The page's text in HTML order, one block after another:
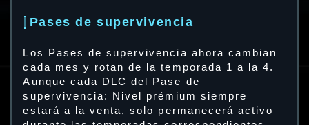
Pases de supervivencia
Los Pases de supervivencia ahora cambian
cada mes y rotan de la temporada 1 a la 4.
Aunque cada DLC del Pase de
supervivencia: Nivel prémium siempre
estará a la venta, solo permanecerá activo